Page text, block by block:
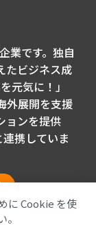
業です。独自
たビジネス成
元気に！」
外展開を支援
ョンを提供
携していま
に Cookie を使